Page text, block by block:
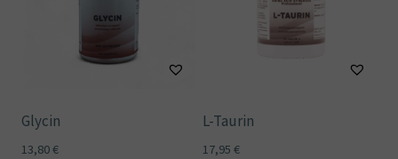
Glycin
13,80€
L-Taurin
17,95 €